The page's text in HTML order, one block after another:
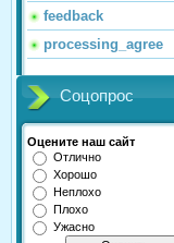
feedback
processing_agree
Соцопрос
Оцените наш сайт
Отлично
Хорошо
Неплохо
Плохо
Ужасно